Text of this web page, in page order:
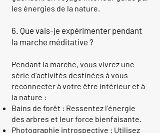
les énergies de la nature.
6. Que vais-je expérimenter pendant
la marche méditative ?
Pendant la marche, vous vivrez une
série d’activités destinées à vous
reconnecter à votre être intérieur et à
la nature :
Bains de forêt : Ressentez l'énergie
des arbres et leur force bienfaisante.
Photographie introspective : Utilisez